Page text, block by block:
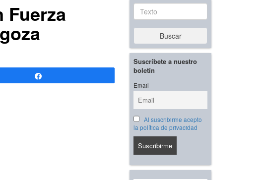
Fuerza Texto
Buscar
Suscríbete a nuestro
boletín
Email
Al suscribirme acepto
la política de privacidad